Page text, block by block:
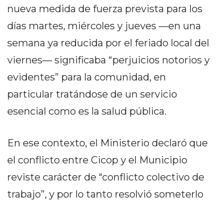
DIARIO
TAPA
DIARIO
REPORTERO
DIARIO
MEDIOS
INFOPBA
NORTE
nueva medida de fuerza prevista para los
días martes, miércoles y jueves —en una
semana ya reducida por el feriado local del
viernes— significaba “perjuicios notorios y
evidentes” para la comunidad, en
particular tratándose de un servicio
esencial como es la salud pública.
En ese contexto, el Ministerio declaró que
el conflicto entre Cicop y el Municipio
reviste carácter de “conflicto colectivo de
trabajo”, y por lo tanto resolvió someterlo